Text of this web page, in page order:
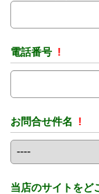
電話番号 !
お問合せ件名 !
当店のサイトをど